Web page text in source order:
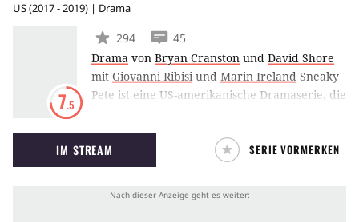
US(2017 - 2019) | Drama
7.5
294
45
Drama von Bryan Cranston und David Shore
mit Giovanni Ribisiund Marin Ireland Sneaky
Pete ist eine US-amerikanische Dramaserie, die
produziert und später von Amazon
übernommen wurde. Giovanni Ribisi schlüpft
in die Rolle eines Trickbetrügers, der die
angenommen hat und sich nun in dessen
IM STREAM SERIE VORMERKEN